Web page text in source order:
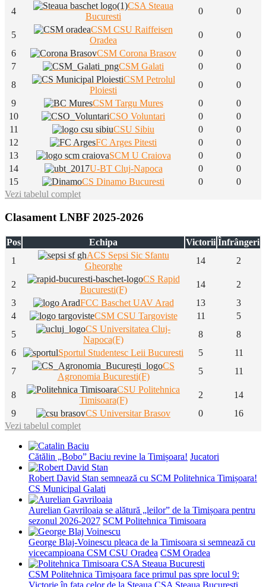
4
CSA Steaua
Bucuresti
0 0
5
CSM CSU Raiffeisen
Oradea
0
0
6
CSM Corona Brasov 0
0
7
CSM Galati 0
0
8
CSM Petrolul
Ploiesti
0
0
9
CSM Targu Mures 0
0
10
CSO Voluntari 0
0
11
CSU Sibiu 0
0
12
FC Arges Pitesti 0
0
13
SCM U Craiova 0
0
14
U-BT Cluj-Napoca 0
0
15
CS Dinamo Bucuresti 0
0
Vezi tabelul complet
Clasament LNBF 2025-2026
Pos Echipa Victorii Înfrângeri
1
ACS Sepsi Sic Sfantu
Gheorghe
14 2
2
CS Rapid
Bucuresti(F)
14
2
3
FCC Baschet UAV Arad 13
3
4
CSM CSU Targoviste 11
5
5
CS Universitatea Cluj-
Napoca(F)
8
8
6
Sportul Studentesc Leii Bucuresti 5
11
7
CS
Agronomia Bucuresti(F)
5 11
8
CSU Politehnica
Timisoara(F)
2
14
9
CS Universitar Brasov 0
16
Vezi tabelul complet
Cătălin „Bobo” Baciu revine la Timișoara! Jucatori
Robert David Stan semnează cu SCM Politehnica Timișoara!
CS Municipal Galati
Aurelian Gavriloaia se alătură „leilor” de la Timișoara pentru
sezonul 2026-2027 SCM Politehnica Timisoara
George Blaj-Voinescu pleaca de la Timisoara si semnează cu
vicecampioana CSM CSU Oradea CSM Oradea
CSM Politehnica Timișoara face primul pas spre locul 9:
Victorie în fața celor de la Steaua CSA Steaua Bucuresti